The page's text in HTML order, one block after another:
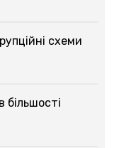
схеми